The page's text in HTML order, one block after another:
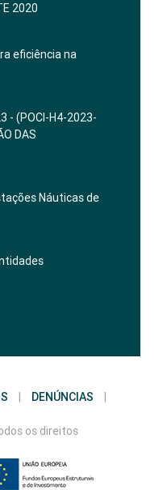
2020
eficiência na
- (POCI-H4-2023-
DAS
Náuticas de
| DENÚNCIAS
|
os direitos